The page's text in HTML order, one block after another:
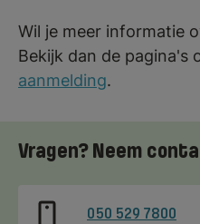
Wil je meer informatie
Bekijk dan de pagina's
aanmelding.
Vragen? Neem
050 529 7800